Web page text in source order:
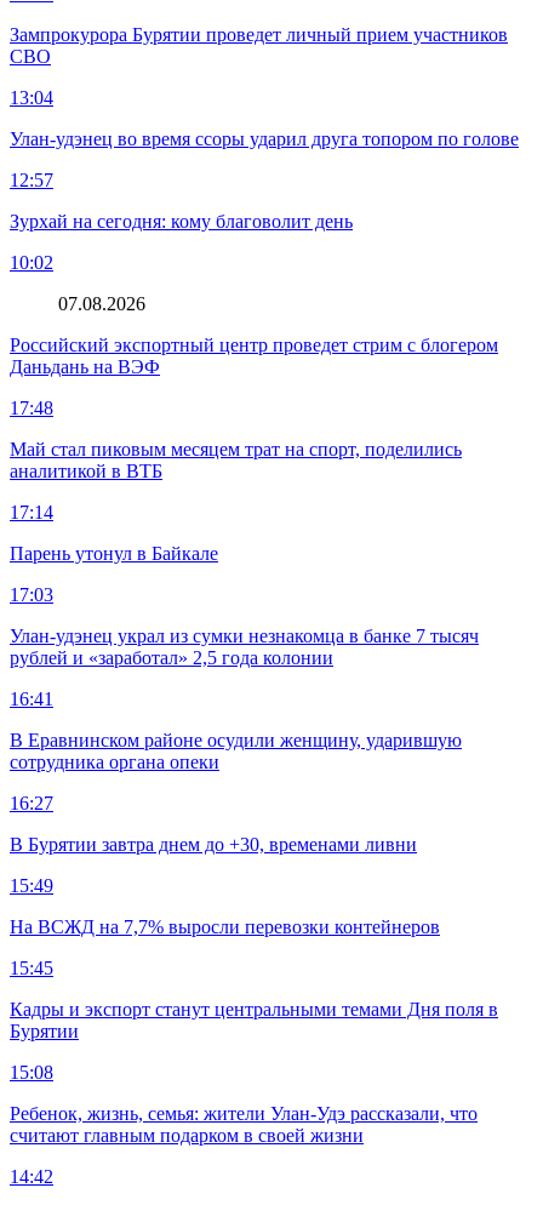
Зампрокурора Бурятии проведет личный прием участников
СВО
13:04
Улан-удэнец во время ссоры ударил друга топором по голове
12:57
Зурхай на сегодня: кому благоволит день
10:02
07.08.2026
Российский экспортный центр проведет стрим с блогером
Даньдань на ВЭФ
17:48
Май стал пиковым месяцем трат на спорт, поделились
аналитикой в ВТБ
17:14
Парень утонул в Байкале
17:03
Улан-удэнец украл из сумки незнакомца в банке 7 тысяч
рублей и «заработал» 2,5 года колонии
16:41
В Еравнинском районе осудили женщину, ударившую
сотрудника органа опеки
16:27
В Бурятии завтра днем до +30, временами ливни
15:49
На ВСЖД на 7,7% выросли перевозки контейнеров
15:45
Кадры и экспорт станут центральными темами Дня поля в
Бурятии
15:08
Ребенок, жизнь, семья: жители Улан-Удэ рассказали, что
считают главным подарком в своей жизни
14:42